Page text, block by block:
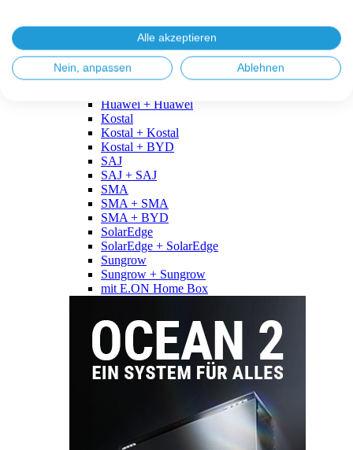
Fronius + BYD
GoodWe
GoodWe + GoodWe
GoodWe + BYD
Huawei + Huawei
Kostal
Kostal + Kostal
Kostal + BYD
SAJ
SAJ + SAJ
SMA
SMA + SMA
SMA + BYD
SolarEdge
SolarEdge + SolarEdge
Sungrow
Sungrow + Sungrow
mit E.ON Home Box
Alle akzeptieren
Nein, anpassen Ablehnen